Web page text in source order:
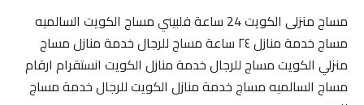
مساج منزلى الكويت 24 ساعة فلبيني مساج الكويت السالميه
مساج خدمة منازل ٢٤ ساعة مساج للرجال خدمة منازل مساج
منزلي الكويت مساج للرجال خدمة منازل الكويت انستقرام ارقام
مساج السالميه مساج خدمة منازل الكويت للرجال خدمة مساج